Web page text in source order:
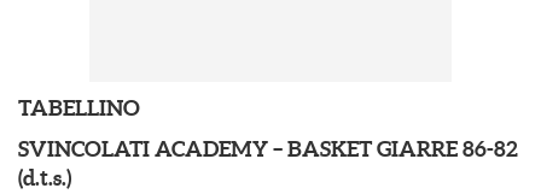
TABELLINO
SVINCOLATI ACADEMY – BASKET GIARRE 86-82
(d.t.s.)